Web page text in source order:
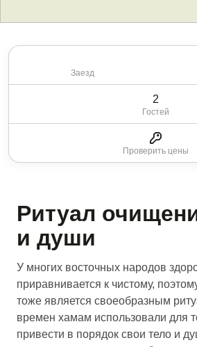
Заезд
2
Гостей
Проверить цены
Ритуал
и души
У многих восточных народов
приравнивается к чистому,
тоже является своеобразным
времен хамам использовали для
привести в порядок свои тело и